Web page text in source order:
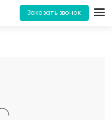
Заказать звонок